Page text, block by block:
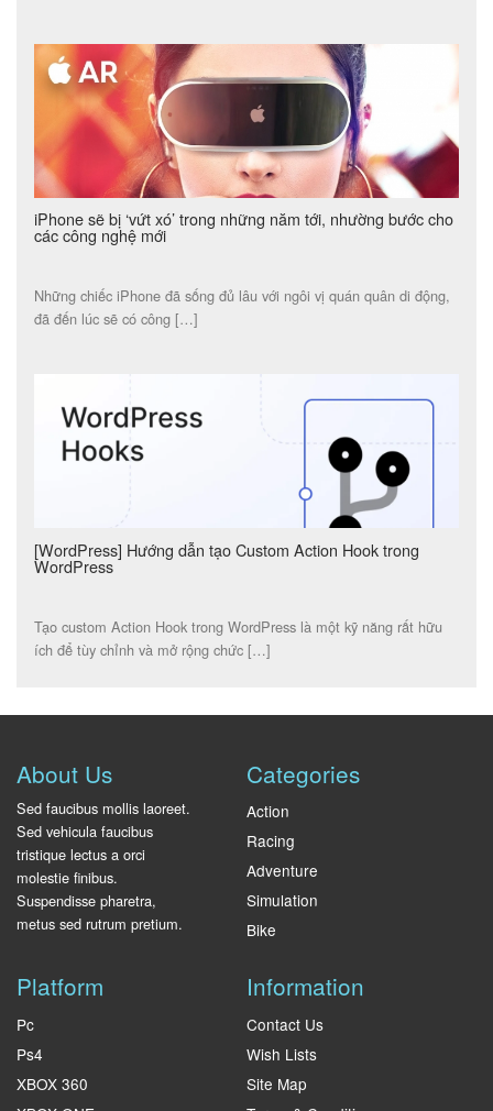
iPhone sẽ bị ‘vứt xó’ trong những năm tới, nhường bước cho
các công nghệ mới
Những chiếc iPhone đã sống đủ lâu với ngôi vị quán quân di động,
đã đến lúc sẽ có công […]
[WordPress] Hướng dẫn tạo Custom Action Hook trong
WordPress
Tạo custom Action Hook trong WordPress là một kỹ năng rất hữu
ích để tùy chỉnh và mở rộng chức […]
About Us
Sed faucibus mollis laoreet.
Sed vehicula faucibus
tristique lectus a orci
molestie finibus.
Suspendisse pharetra,
metus sed rutrum pretium.
Categories
Action
Racing
Adventure
Simulation
Bike
Platform
Pc
Ps4
XBOX 360
Information
Contact Us
Wish Lists
Site Map